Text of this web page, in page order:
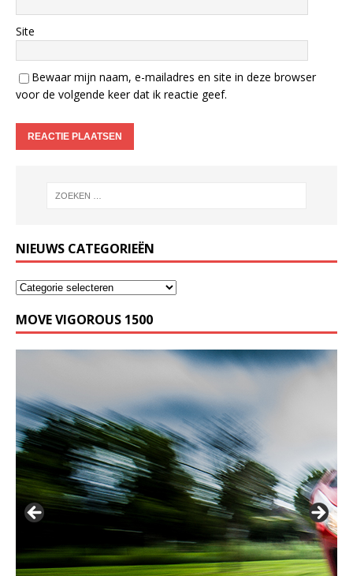
Site
Bewaar mijn naam, e-mailadres en site in deze browser
voor de volgende keer dat ik reactie geef.
NIEUWS CATEGORIEËN
MOVE VIGOROUS 1500